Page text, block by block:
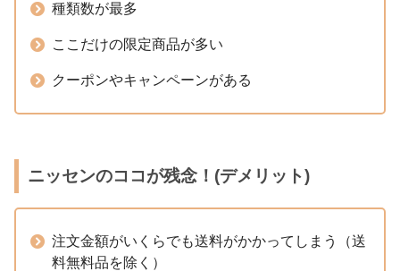
種類数が最多
ここだけの限定商品が多い
クーポンやキャンペーンがある
ニッセンのココが残念！(デメリット)
注文金額がいくらでも送料がかかってしまう（送
料無料品を除く）